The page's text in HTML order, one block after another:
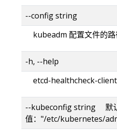
--config string
kubeadm 配置文件的路
-h, --help
etcd-healthcheck-client
--kubeconfig string 默
值："/etc/kubernetes/